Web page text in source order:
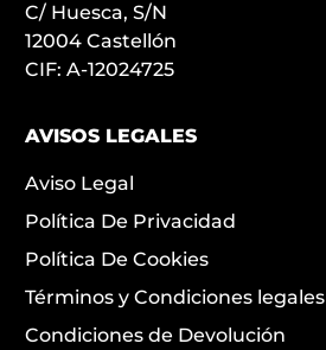
C/ Huesca, S/N
12004 Castellón
CIF: A-12024725
AVISOS LEGALES
Aviso Legal
Política De Privacidad
Política De Cookies
Términos y Condiciones legales
Condiciones de Devolución